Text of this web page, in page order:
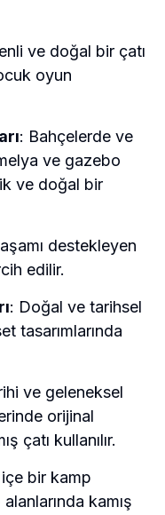
ve doğal bir çatı
oyun
: Bahçelerde ve
ve gazebo
ve doğal bir
destekleyen
edilir.
: Doğal ve tarihsel
tasarımlarında
ve geleneksel
orijinal
çatı kullanılır.
bir kamp
kamış